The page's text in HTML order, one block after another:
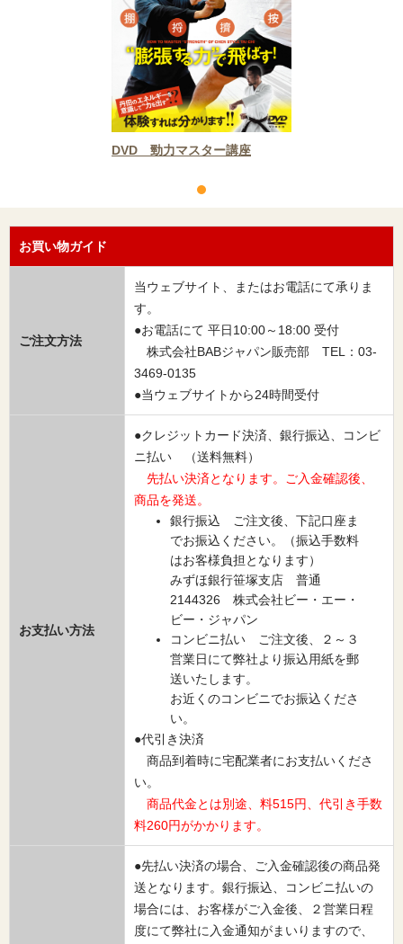
DVD 勁力マスター講座
お買い物ガイド
ご注文方法
当ウェブサイト、またはお電話にて承りま
す。
●お電話にて 平日10:00～18:00 受付
株式会社BABジャパン販売部 TEL：03-
3469-0135
●当ウェブサイトから24時間受付
お支払い方法
●クレジットカード決済、銀行振込、コンビ
ニ払い （送料無料）
先払い決済となります。ご入金確認後、
商品を発送。
銀行振込 ご注文後、下記口座ま
でお振込ください。（振込手数料
はお客様負担となります）
みずほ銀行笹塚支店 普通
2144326 株式会社ビー・エー・
ビー・ジャパン
コンビニ払い ご注文後、２～３
営業日にて弊社より振込用紙を郵
送いたします。
お近くのコンビニでお振込くださ
い。
●代引き決済
商品到着時に宅配業者にお支払いくださ
い。
商品代金とは別途、料515円、代引き手数
料260円がかかります。
●先払い決済の場合、ご入金確認後の商品発
送となります。銀行振込、コンビニ払いの
場合には、お客様がご入金後、２営業日程
度にて弊社に入金通知がまいりますので、